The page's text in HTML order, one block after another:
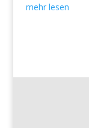
mehr lesen